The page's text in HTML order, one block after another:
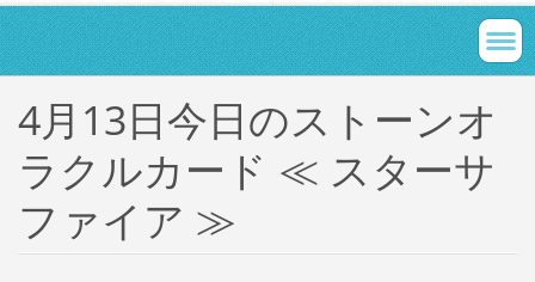
4月13日今日のストーンオ
ラクルカード ≪ スターサ
ファイア ≫